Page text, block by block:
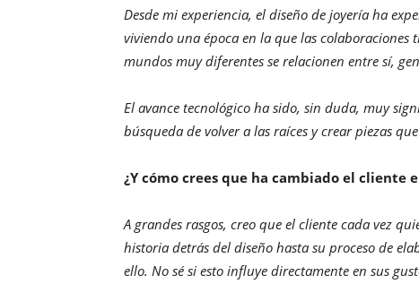
Desde mi experiencia, el diseño de joyería ha
viviendo una época en la que las
mundos muy diferentes se relacionen entre sí,
El avance tecnológico ha sido, sin duda, muy
búsqueda de volver a las raíces y crear piezas
¿Y cómo crees que ha cambiado el cliente
A grandes rasgos, creo que el cliente cada vez
historia detrás del diseño hasta su proceso de
ello. No sé si esto influye directamente en sus